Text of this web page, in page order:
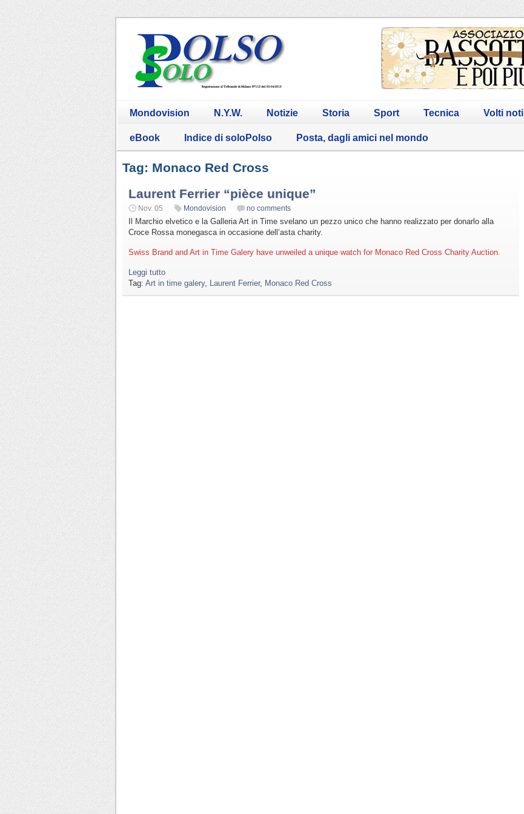
Mondovision N.Y.W. Notizie Storia Sport Tecnica Volti noti
eBook Indice di soloPolso Posta, dagli amici nel mondo
Tag: Monaco Red Cross
Laurent Ferrier “pièce unique”
Nov. 05 Mondovision no comments
Il Marchio elvetico e la Galleria Art in Time svelano un pezzo unico che hanno realizzato per donarlo alla
Croce Rossa monegasca in occasione dell’asta charity.
Swiss Brand and Art in Time Galery have unweiled a unique watch for Monaco Red Cross Charity Auction.
Leggi tutto
Tag: Art in time galery, Laurent Ferrier, Monaco Red Cross